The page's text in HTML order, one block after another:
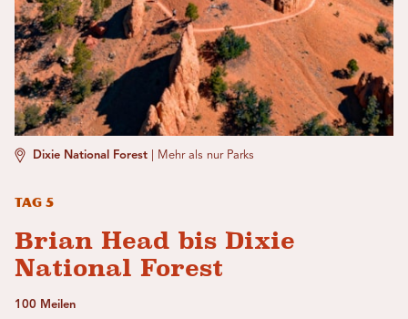
Dixie National Forest Mehr als nur Parks
Tag 5
Brian Head bis Dixie
National Forest
100 Meilen